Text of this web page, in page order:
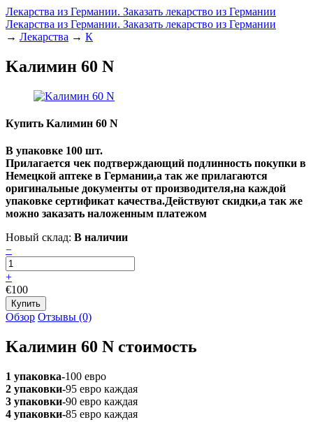
Лекарства из Германии. Заказать лекарство из Германии
Лекарства из Германии. Заказать лекарство из Германии
→ Лекарства → К
Kалимин 60 N
Купить Kалимин 60 N
В упаковке 100 шт.
Прилагается чек подтверждающий подлинность покупки в
Немецкой аптеке в Германии,а так же прилагаются
оригинальные документы от производителя,на каждой
упаковке сертификат качества.Действуют скидки,а так же
можно заказать наложенным платежом
Новый склад: В наличии
−
+
€100
Обзор Отзывы (0)
Kалимин 60 N стоимость
1 упаковка-100 евро
2 упаковки-95 евро каждая
3 упаковки-90 евро каждая
4 упаковки-85 евро каждая